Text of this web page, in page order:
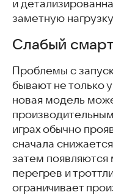
Облачный гейминг
Cyber Evolution:
Viking Rise —
Рейд Героев:
Doomsday: Last
выжившие
Город мертвых
ATHENA:Blood
Astral: Новая
Хроники ETE
Forsaken World:
и
заметную
Слабый
Проблемы с
бывают не только
новая модель
играх обычно
сначала
затем
перегрев и
ограничивает